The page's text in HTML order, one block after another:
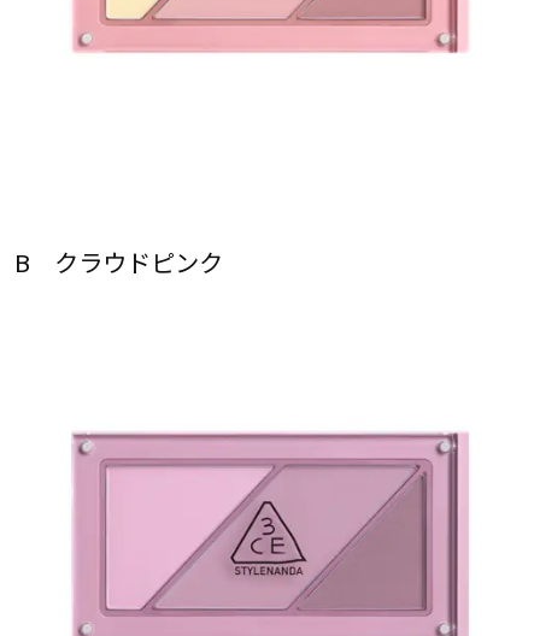
B クラウドピンク